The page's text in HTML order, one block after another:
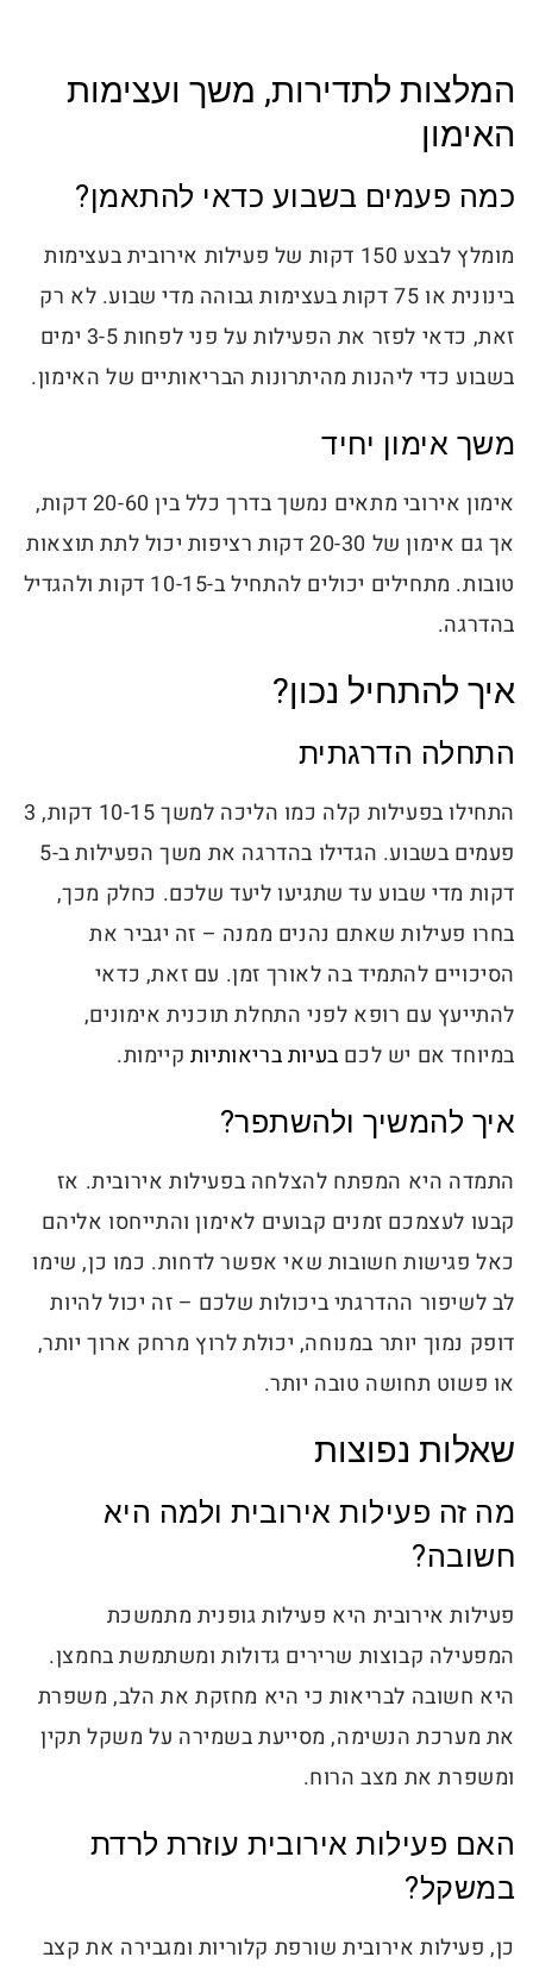
המלצות לתדירות, משך ועצימות
האימון
כמה פעמים בשבוע כדאי להתאמן?
מומלץ לבצע 150 דקות של פעילות אירובית בעצימות
בינונית או 75 דקות בעצימות גבוהה מדי שבוע. לא רק
זאת, כדאי לפזר את הפעילות על פני לפחות 3-5 ימים
בשבוע כדי ליהנות מהיתרונות הבריאותיים של האימון.
משך אימון יחיד
אימון אירובי מתאים נמשך בדרך כלל בין 20-60 דקות,
אך גם אימון של 20-30 דקות רציפות יכול לתת תוצאות
טובות. מתחילים יכולים להתחיל ב-10-15 דקות ולהגדיל
בהדרגה.
איך להתחיל נכון?
התחלה הדרגתית
התחילו בפעילות קלה כמו הליכה למשך 10-15 דקות, 3
פעמים בשבוע. הגדילו בהדרגה את משך הפעילות ב-5
דקות מדי שבוע עד שתגיעו ליעד שלכם. כחלק מכך,
בחרו פעילות שאתם נהנים ממנה – זה יגביר את
הסיכויים להתמיד בה לאורך זמן. עם זאת, כדאי
להתייעץ עם רופא לפני התחלת תוכנית אימונים,
במיוחד אם יש לכם בעיות בריאותיות קיימות.
איך להמשיך ולהשתפר?
התמדה היא המפתח להצלחה בפעילות אירובית. אז
קבעו לעצמכם זמנים קבועים לאימון והתייחסו אליהם
כאל פגישות חשובות שאי אפשר לדחות. כמו כן, שימו
לב לשיפור ההדרגתי ביכולות שלכם – זה יכול להיות
דופק נמוך יותר במנוחה, יכולת לרוץ מרחק ארוך יותר,
או פשוט תחושה טובה יותר.
שאלות נפוצות
מה זה פעילות אירובית ולמה היא
חשובה?
פעילות אירובית היא פעילות גופנית מתמשכת
המפעילה קבוצות שרירים גדולות ומשתמשת בחמצן.
היא חשובה לבריאות כי היא מחזקת את הלב, משפרת
את מערכת הנשימה, מסייעת בשמירה על משקל תקין
ומשפרת את מצב הרוח.
האם פעילות אירובית עוזרת לרדת
במשקל?
כן, פעילות אירובית שורפת קלוריות ומגבירה את קצב